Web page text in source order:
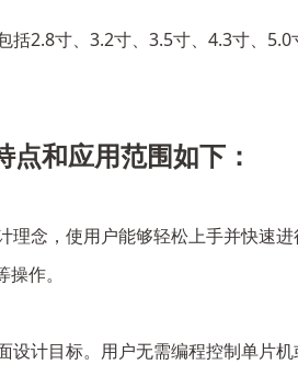
2.8寸、3.2寸、3.5寸、4.3寸、
和应用范围如下：
理念，使用户能够轻松上手并快速
作。
设计目标。用户无需编程控制单片